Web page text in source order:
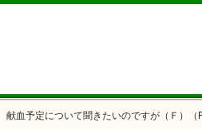
献血予定について聞きたいのですが（Ｆ）（